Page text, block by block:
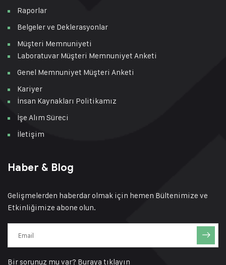
Raporlar
Belgeler ve Deklerasyonlar
Müşteri Memnuniyeti
Laboratuvar Müşteri Memnuniyet Anketi
Genel Memnuniyet Müşteri Anketi
Kariyer
İnsan Kaynakları Politikamız
İşe Alım Süreci
İletişim
Haber & Blog
Gelişmelerden haberdar olmak için hemen Bültenimize ve
Etkinliğimize abone olun.
Bir sorunuz mu var? Buraya tıklayın